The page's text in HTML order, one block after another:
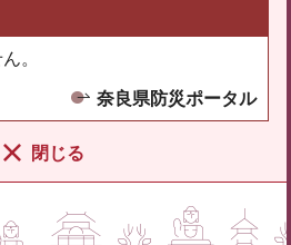
。
奈良県防災ポータル
閉じる